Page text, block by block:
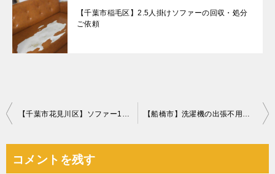
【千葉市稲毛区】2.5人掛けソファーの回収・処分
ご依頼
投
ビ
【千葉市花見川区】ソファー1点の回収・処分 お客様の声 【船橋市】洗濯機の出張不用品回収・処分ご依頼
コメントを残す